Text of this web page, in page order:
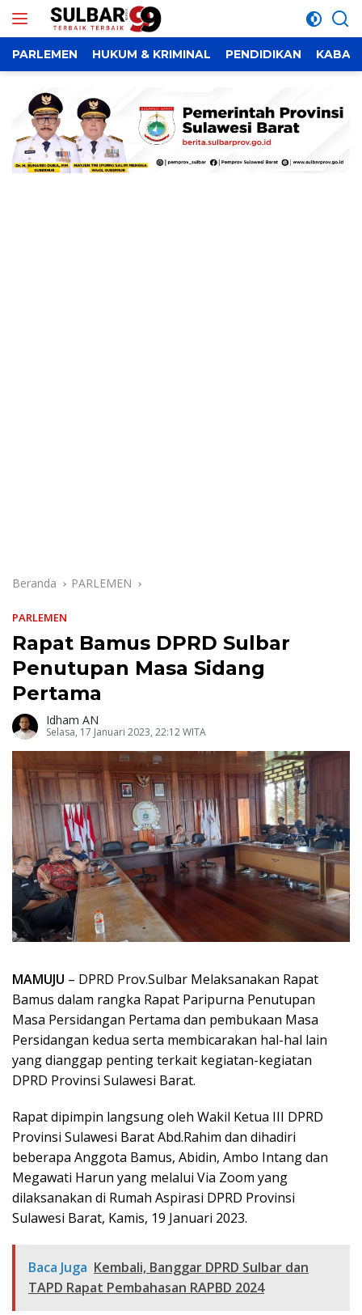
PARLEMEN HUKUM & KRIMINAL PENDIDIKAN KABAR
Beranda PARLEMEN
PARLEMEN
Rapat Bamus DPRD Sulbar
Penutupan Masa Sidang
Pertama
Idham AN
Selasa, 17 Januari 2023, 22:12 WITA
MAMUJU – DPRD Prov.Sulbar Melaksanakan Rapat
Bamus dalam rangka Rapat Paripurna Penutupan
Masa Persidangan Pertama dan pembukaan Masa
Persidangan kedua serta membicarakan hal-hal lain
yang dianggap penting terkait kegiatan-kegiatan
DPRD Provinsi Sulawesi Barat.
Rapat dipimpin langsung oleh Wakil Ketua III DPRD
Provinsi Sulawesi Barat Abd.Rahim dan dihadiri
beberapa Anggota Bamus, Abidin, Ambo Intang dan
Megawati Harun yang melalui Via Zoom yang
dilaksanakan di Rumah Aspirasi DPRD Provinsi
Sulawesi Barat, Kamis, 19 Januari 2023.
Baca Juga Kembali, Banggar DPRD Sulbar dan
TAPD Rapat Pembahasan RAPBD 2024